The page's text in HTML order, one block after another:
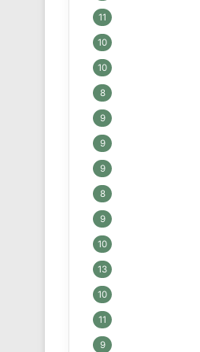
11
10
10
8
9
9
9
8
9
10
13
10
11
9